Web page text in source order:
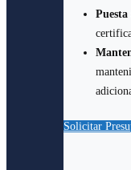
Solicitar